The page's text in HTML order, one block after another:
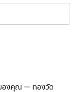
องคุณ — ทองวัด